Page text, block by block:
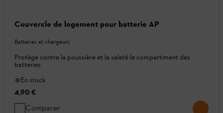
Couvercle de logement pour batterie AP
Batteries et chargeurs
Protège contre la poussière et la saleté le compartiment des
batteries
En stock
4,90 €
Comparer